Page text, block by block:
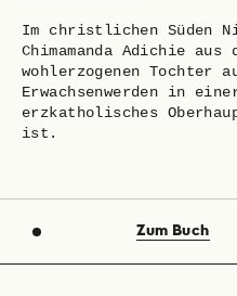
Im christlichen Süden
Chimamanda Adichie
wohlerzogenen Tochter
Erwachsenwerden in
erzkatholisches
ist.
Zum Buch